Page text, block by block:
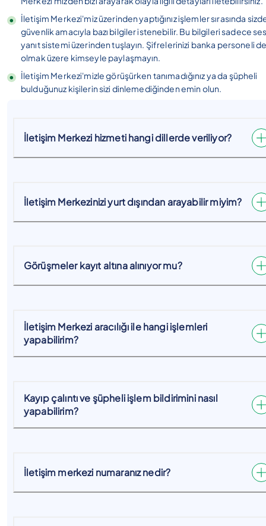
İletişim Merkezi'miz üzerinden yaptığınız işlemler sırasında
güvenlik amacıyla bazı bilgiler istenebilir. Bu bilgileri sadece
yanıt sistemi üzerinden tuşlayın. Şifrelerinizi banka personeli
olmak üzere kimseyle paylaşmayın.
İletişim Merkezi'mizle görüşürken tanımadığınız ya da şüpheli
bulduğunuz kişilerin sizi dinlemediğinden emin olun.
İletişim Merkezi hizmeti hangi dillerde veriliyor?
İletişim Merkezinizi yurt dışından arayabilir miyim?
Görüşmeler kayıt altına alınıyor mu?
İletişim Merkezi aracılığı ile hangi işlemleri
yapabilirim?
Kayıp çalıntı ve şüpheli işlem bildirimini nasıl
yapabilirim?
İletişim merkezi numaranız nedir?